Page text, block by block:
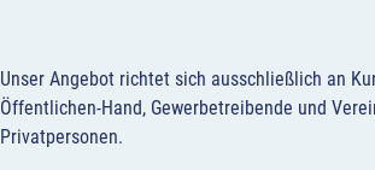
Unser Angebot richtet sich ausschließlich an
Öffentlichen-Hand, Gewerbetreibende und
Privatpersonen.